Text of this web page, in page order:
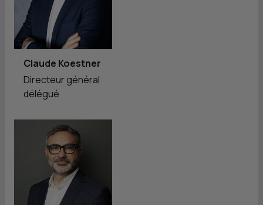
Claude Koestner
Directeur général
délégué